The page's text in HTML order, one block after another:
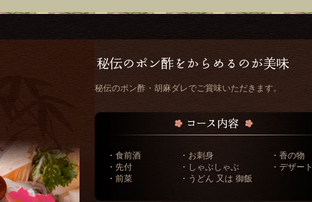
秘伝のポン酢・胡麻ダレでご賞味いただきます。
・食前酒
・先付
・前菜
・お刺身
・しゃぶしゃぶ
・うどん 又は 御飯
・香の物
・デザート